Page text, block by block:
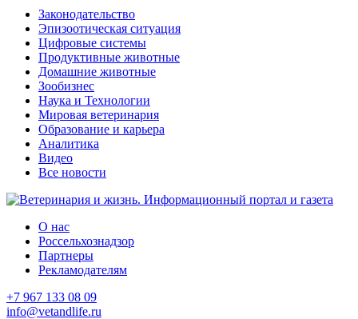
Законодательство
Эпизоотическая ситуация
Цифровые системы
Продуктивные животные
Домашние животные
Зообизнес
Наука и Технологии
Мировая ветеринария
Образование и карьера
Аналитика
Видео
Все новости
О нас
Россельхознадзор
Партнеры
Рекламодателям
+7 967 133 08 09
info@vetandlife.ru